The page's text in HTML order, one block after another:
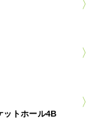
ットホール4B